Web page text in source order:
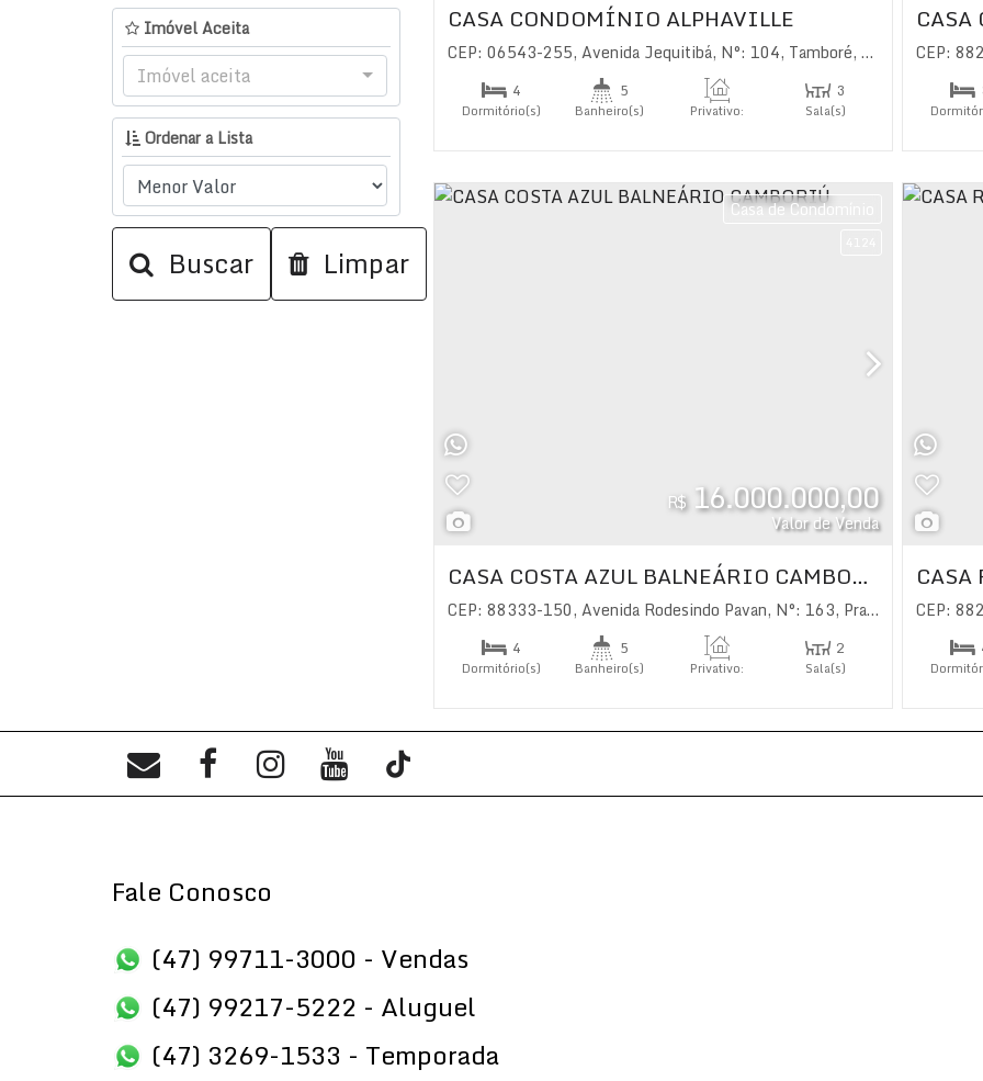
Imóvel Aceita
Imóvel aceita
Ordenar a Lista
Buscar Limpar
CASA CONDOMÍNIO ALPHAVILLE
CEP: 06543-255, Avenida Jequitibá, N°: 104, Tamboré, Santana de
4
Dormitório(s)
5
Banheiro(s) Privativo:
3
Sala(s)
CASA
CEP:
Casa de Condomínio
R$16.000.000,00
Valor de Venda
CASA COSTA AZUL BALNEÁRIO CAMBORIÚ
CEP: 88333-150, Avenida Rodesindo Pavan, N°: 163, Praia das Taquaras ,
4
Dormitório(s)
5
Banheiro(s) Privativo:
2
Sala(s)
CEP:
Fale Conosco
(47) 99711-3000 - Vendas
(47) 99217-5222 - Aluguel
(47) 3269-1533 - Temporada